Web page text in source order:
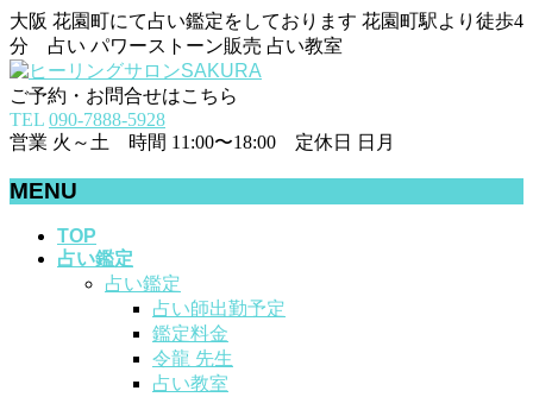
大阪 花園町にて占い鑑定をしております 花園町駅より徒歩4
分 占い パワーストーン販売 占い教室
ご予約・お問合せはこちら
TEL 090-7888-5928
営業 火～土 時間 11:00〜18:00 定休日 日月
MENU
TOP
占い鑑定
占い鑑定
占い師出勤予定
鑑定料金
令龍 先生
占い教室